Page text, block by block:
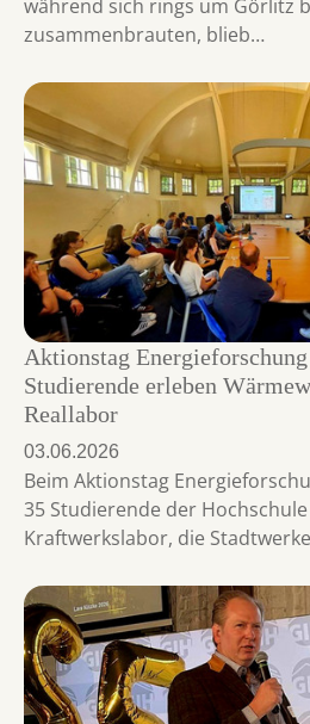
während sich rings um Görlitz
zusammenbrauten, blieb…
Aktionstag
Studierende erleben
Reallabor
03.06.2026
Beim Aktionstag
35 Studierende der
Kraftwerkslabor, die